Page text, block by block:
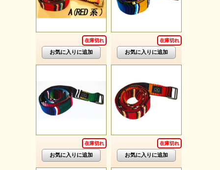
在庫切れ 在庫切れ
在庫切れ 在庫切れ